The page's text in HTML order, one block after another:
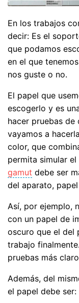
En los trabajos
decir: Es el
que podamos
en el que
nos guste o no.
El papel que
escogerlo y es
hacer pruebas de
vayamos a
color, que
permita simular
gamut debe ser
del aparato,
Así, por ejemplo,
con un papel de
oscuro que el del
trabajo
pruebas más
Además, del
el papel debe ser: